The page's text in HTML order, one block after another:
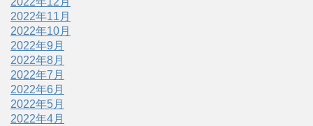
2022年11月
2022年10月
2022年9月
2022年8月
2022年7月
2022年6月
2022年5月
2022年4月